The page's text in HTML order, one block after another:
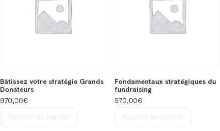
Bâtissez votre stratégie Grands
Donateurs
970,00€
Fondamentaux stratégiques du
fundraising
970,00€